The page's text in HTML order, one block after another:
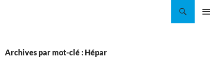
Archives par mot-clé : Hépar